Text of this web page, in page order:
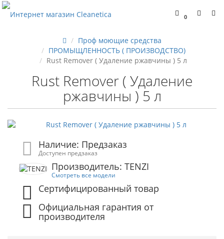
0
Проф моющие средства
ПРОМЫЩЛЕННОСТЬ ( ПРОИЗВОДСТВО)
Rust Remover ( Удаление ржавчины ) 5 л
Rust Remover ( Удаление
ржавчины ) 5 л
Наличие: Предзаказ
Доступен предзаказ
Производитель: TENZI
Смотреть все модели
Сертифицированный товар
Официальная гарантия от
производителя